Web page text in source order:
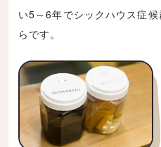
い5～6年でシックハウス症
らです。